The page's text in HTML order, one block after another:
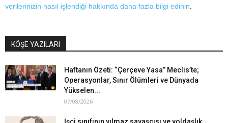
verilerinizin nasıl işlendiği hakkında daha fazla bilgi edinin
KÖŞE YAZILARI
Haftanın Özeti: “Çerçeve Yasa” Meclis’te;
Operasyonlar, Sınır Ölümleri ve Dünyada
Yükselen...
07/08/2026
İşçi sınıfının yılmaz savaşçısı ve yoldaşlık